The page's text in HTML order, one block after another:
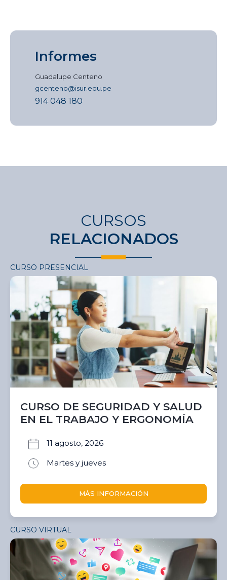
Informes
Guadalupe Centeno
gcenteno@isur.edu.pe
914 048 180
CURSOS
RELACIONADOS
CURSO PRESENCIAL
CURSO DE SEGURIDAD Y SALUD
EN EL TRABAJO Y ERGONOMÍA
11 agosto, 2026
Martes y jueves
MÁS INFORMACIÓN
CURSO VIRTUAL